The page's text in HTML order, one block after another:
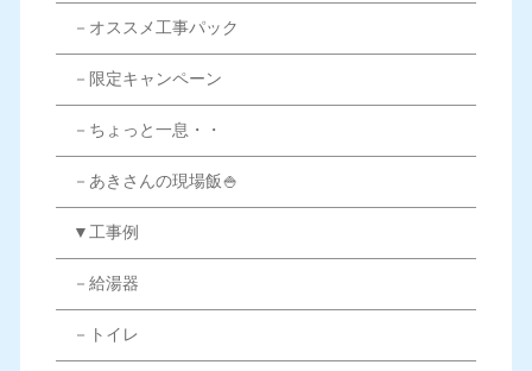
－オススメ工事パック
－限定キャンペーン
－ちょっと一息・・
－あきさんの現場飯🍚
▼工事例
－給湯器
－トイレ